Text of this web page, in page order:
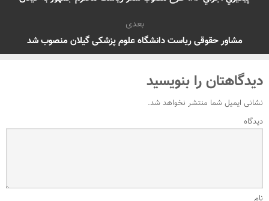
بعدی
مشاور حقوقی ریاست دانشگاه علوم پزشکی گیلان منصوب شد
دیدگاهتان را بنویسید
نشانی ایمیل شما منتشر نخواهد شد.
دیدگاه
نام